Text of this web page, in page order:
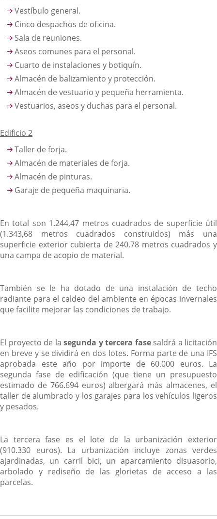
Vestíbulo general.
Cinco despachos de oficina.
Sala de reuniones.
Aseos comunes para el personal.
Cuarto de instalaciones y botiquín.
Almacén de balizamiento y protección.
Almacén de vestuario y pequeña herramienta.
Vestuarios, aseos y duchas para el personal.
Edificio 2
Taller de forja.
Almacén de materiales de forja.
Almacén de pinturas.
Garaje de pequeña maquinaria.
En total son 1.244,47 metros cuadrados de superficie útil
(1.343,68 metros cuadrados construidos) más una
superficie exterior cubierta de 240,78 metros cuadrados y
una campa de acopio de material.
También se le ha dotado de una instalación de techo
radiante para el caldeo del ambiente en épocas invernales
que facilite mejorar las condiciones de trabajo.
El proyecto de la segunda y tercera fasesaldrá a licitación
en breve y se dividirá en dos lotes. Forma parte de una IFS
aprobada este año por importe de 60.000 euros. La
segunda fase de edificación (que tiene un presupuesto
estimado de 766.694 euros) albergará más almacenes, el
taller de alumbrado y los garajes para los vehículos ligeros
y pesados.
La tercera fase es el lote de la urbanización exterior
(910.330 euros). La urbanización incluye zonas verdes
ajardinadas, un carril bici, un aparcamiento disuasorio,
arbolado y rediseño de las glorietas de acceso a las
parcelas.